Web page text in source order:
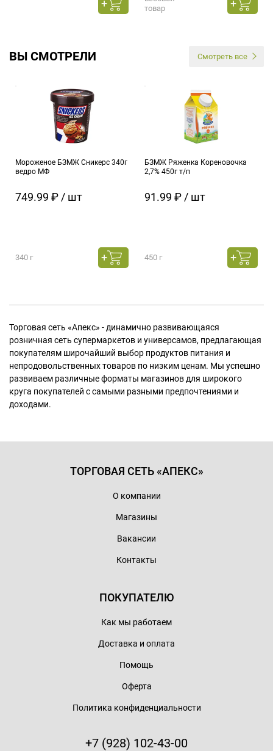
товар
ВЫ СМОТРЕЛИ Смотреть все
Мороженое БЗМЖ Сникерс 340г
ведро МФ
749.99 ₽ / шт
340 г
БЗМЖ Ряженка Кореновочка
2,7% 450г т/п
91.99 ₽ / шт
450 г
Торговая сеть «Апекс» - динамично развивающаяся
розничная сеть супермаркетов и универсамов, предлагающая
покупателям широчайший выбор продуктов питания и
непродовольственных товаров по низким ценам. Мы успешно
развиваем различные форматы магазинов для широкого
круга покупателей с самыми разными предпочтениями и
доходами.
ТОРГОВАЯ СЕТЬ «АПЕКС»
О компании
Магазины
Вакансии
Контакты
ПОКУПАТЕЛЮ
Как мы работаем
Доставка и оплата
Помощь
Оферта
Политика конфиденциальности
+7 (928) 102-43-00